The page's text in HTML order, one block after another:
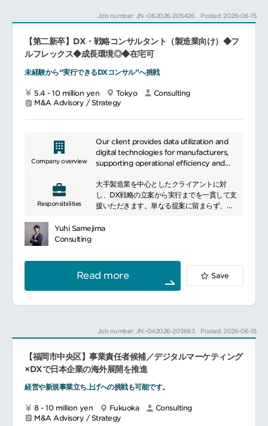
Job number: JN -062026-205426 Posted: 2026-06-15
【第二新卒】DX・戦略コンサルタント（製造業向け）◆フ
ルフレックス◆成長環境◎◆在宅可
未経験から“実行できるDXコンサル”へ挑戦
5.4 - 10 million yen Tokyo
Consulting
M&A Advisory / Strategy
Company overview
Our client provides data utilization and
digital technologies for manufacturers,
supporting operational efficiency and
Responsibilities
大手製造業を中心としたクライアントに対
し、DX戦略の立案から実行までを一貫して支
援いただきます。単なる提案に留まらず、顧
進するため、本質的なコンサルティング力を
ナーとして、以下をお任せいたします。経
営・現場課題のヒアリングおよび現状分析
DX戦略・構想策定および提案
デジタル技術を用いた業務改革の設計
【特徴】ERPなどのITデータだけではなく、
ータ)の活用したコンサルティングを得意とし
ています。
け」というイメージを覆すポジションです。
わるため、課題解決力
推進力
Yuhi Samejima
Consulting
Read more Save
Job number: JN -042026-203663 Posted: 2026-06-15
【福岡市中央区】事業責任者候補／デジタルマーケティング
×DXで日本企業の海外展開を推進
経営や新規事業立ち上げへの挑戦も可能です。
8 - 10 million yen Fukuoka
Consulting
M&A Advisory / Strategy